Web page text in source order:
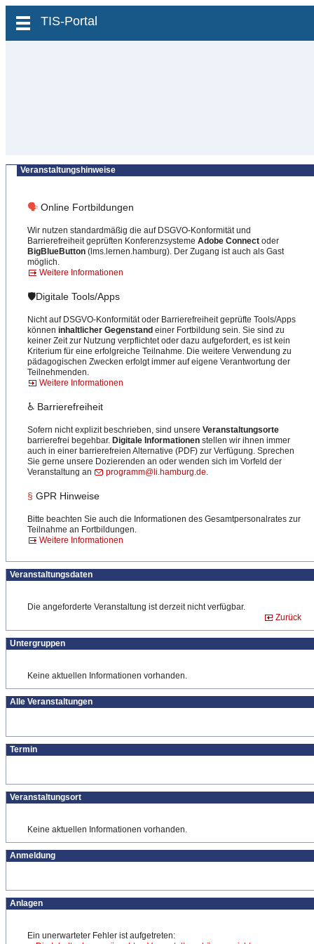
zum Inhalt wechseln
TIS-Portal
Veranstaltungshinweise
🗣 Online Fortbildungen
Wir nutzen standardmäßig die auf DSGVO-Konformität und
Barrierefreiheit geprüften Konferenzsysteme Adobe Connect oder
BigBlueButton (lms.lernen.hamburg). Der Zugang ist auch als Gast
möglich.
Weitere Informationen
🛡️Digitale Tools/Apps
Nicht auf DSGVO-Konformität oder Barrierefreiheit geprüfte Tools/Apps
können inhaltlicher Gegenstand einer Fortbildung sein. Sie sind zu
keiner Zeit zur Nutzung verpflichtet oder dazu aufgefordert, es ist kein
Kriterium für eine erfolgreiche Teilnahme. Die weitere Verwendung zu
pädagogischen Zwecken erfolgt immer auf eigene Verantwortung der
Teilnehmenden.
Weitere Informationen
♿ Barrierefreiheit
Sofern nicht explizit beschrieben, sind unsere Veranstaltungsorte
barrierefrei begehbar. Digitale Informationen stellen wir ihnen immer
auch in einer barrierefreien Alternative (PDF) zur Verfügung. Sprechen
Sie gerne unsere Dozierenden an oder wenden sich im Vorfeld der
Veranstaltung an
programm@li.hamburg.de.
§ GPR Hinweise
Bitte beachten Sie auch die Informationen des Gesamtpersonalrates zur
Teilnahme an Fortbildungen.
Weitere Informationen
Veranstaltungsdaten
Die angeforderte Veranstaltung ist derzeit nicht verfügbar.
Zurück
Untergruppen
Keine aktuellen Informationen vorhanden.
Alle Veranstaltungen
Termin
Veranstaltungsort
Keine aktuellen Informationen vorhanden.
Anmeldung
Anlagen
Ein unerwarteter Fehler ist aufgetreten: